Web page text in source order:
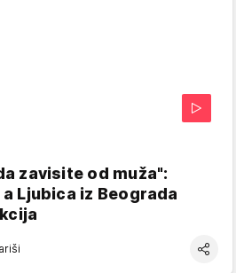
zavisite od muža":
Ljubica iz Beograda